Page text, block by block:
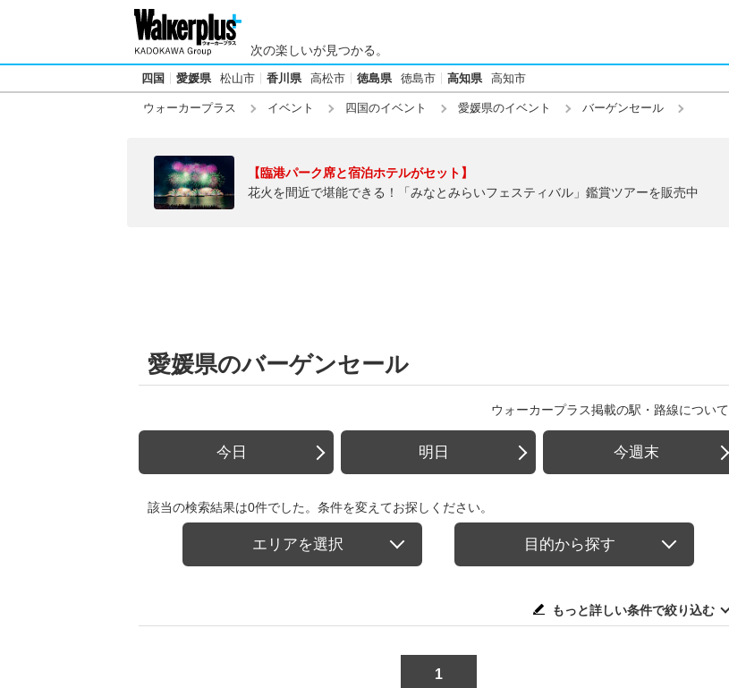
次の楽しいが見つかる。
四国 愛媛県 松山市 香川県 高松市 徳島県 徳島市 高知県 高知市
ウォーカープラス イベント 四国のイベント 愛媛県のイベント バーゲンセール
【臨港パーク席と宿泊ホテルがセット】
花火を間近で堪能できる！「みなとみらいフェスティバル」鑑賞ツアーを販売中
愛媛県のバーゲンセール
ウォーカープラス掲載の駅・路線について
今日 明日 今週末
該当の検索結果は0件でした。条件を変えてお探しください。
エリアを選択 目的から探す
もっと詳しい条件で絞り込む
1